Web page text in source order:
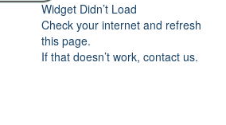
Widget Didn’t Load
Check your internet and refresh
this page.
If that doesn’t work, contact us.